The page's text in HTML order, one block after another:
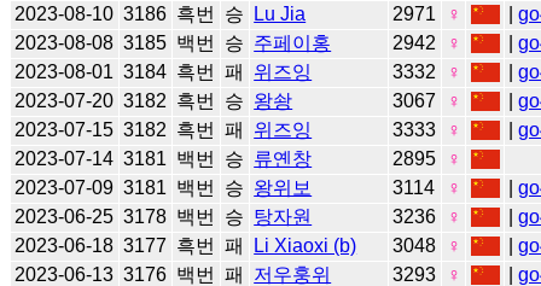
2023-08-10 3186 흑번 승 Lu Jia 2971 ♀ |
2023-08-08 3185 백번 승 주페이홍 2942 ♀ |
2023-08-01 3184 흑번 패 위즈잉 3332 ♀ |
2023-07-20 3182 흑번 승 왕솽 3067 ♀ |
2023-07-15 3182 흑번 패 위즈잉 3333 ♀ |
2023-07-14 3181 백번 승 류옌창 2895
♀
2023-07-09 3181 백번 승 왕위보 3114 ♀ |
2023-06-25 3178 백번 승 탕자원 3236 ♀ |
2023-06-18 3177 흑번 패 Li Xiaoxi (b) 3048 ♀ |
2023-06-13 3176 백번 패 저우훙위 3293 ♀ |